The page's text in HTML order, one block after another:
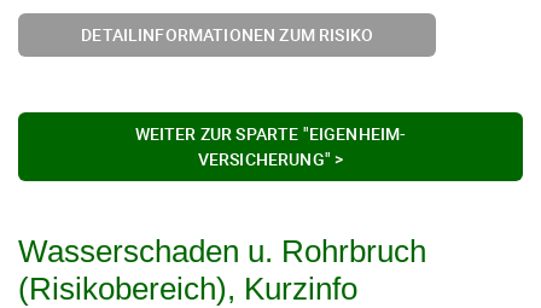
DETAILINFORMATIONEN ZUM RISIKO
WEITER ZUR SPARTE "EIGENHEIM-
VERSICHERUNG" >
Wasserschaden u. Rohrbruch
(Risikobereich), Kurzinfo